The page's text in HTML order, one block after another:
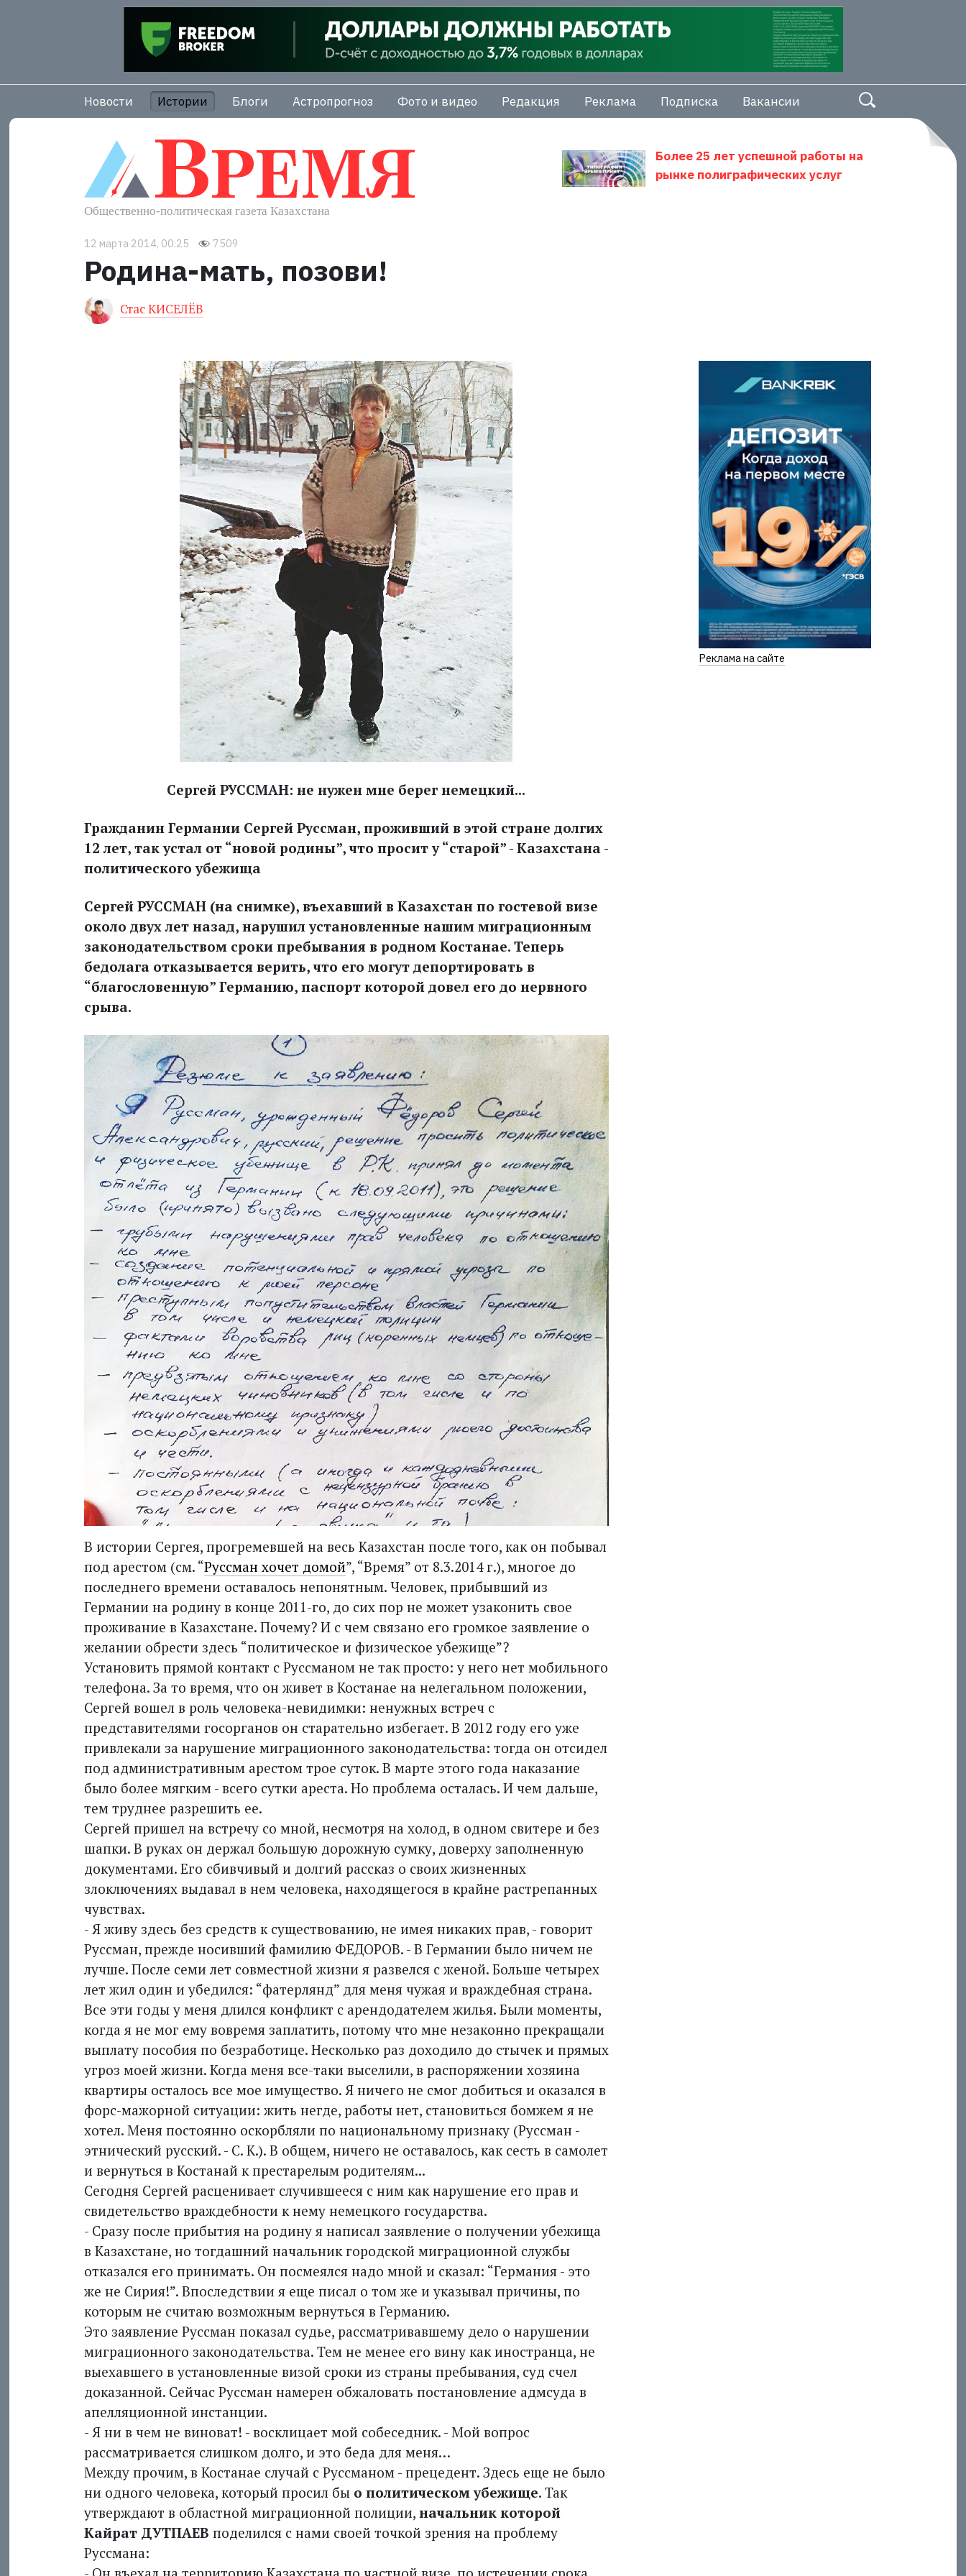
Новости Истории Блоги Астропрогноз Фото и видео Редакция Реклама Подписка Вакансии
Более 25 лет успешной работы на
рынке полиграфических услуг
12 марта 2014, 00:25 7509
Родина-мать, позови!
Стас КИСЕЛЁВ
Сергей РУССМАН: не нужен мне берег немецкий...
Гражданин Германии Сергей Руссман, проживший в этой стране долгих
12 лет, так устал от “новой родины”, что проситу “старой” - Казахстана -
политического убежища
Сергей РУССМАН (на снимке), въехавший в Казахстан по гостевой визе
около двух лет назад, нарушил установленные нашим миграционным
законодательством сроки пребывания в родном Костанае. Теперь
бедолага отказывается верить, что его могут депортировать в
“благословенную” Германию, паспорт которой довел его до нервного
срыва.
В истории Сергея, прогремевшей на весь Казахстан после того, как он побывал
под арестом (см. “Руссман хочет домой”, “Время” от 8.3.2014 г.), многое до
последнего времени оставалось непонятным. Человек, прибывший из
Германии на родину в конце 2011-го, до сих пор не может узаконить свое
проживание в Казахстане. Почему? И с чем связано его громкое заявление о
желании обрести здесь “политическое и физическое убежище”?
Установить прямой контакт с Руссманом не так просто: у него нет мобильного
телефона. За то время, что он живет в Костанае на нелегальном положении,
Сергей вошел в роль человека-невидимки: ненужных встреч с
представителями госорганов он старательно избегает. В 2012 году его уже
привлекали за нарушение миграционного законодательства: тогда он отсидел
под административным арестом трое суток. В марте этого года наказание
было более мягким - всего сутки ареста. Но проблема осталась. И чем дальше,
тем труднее разрешить ее.
Сергей пришел на встречу со мной, несмотря на холод, в одном свитере и без
шапки. В руках он держал большую дорожную сумку, доверху заполненную
документами. Его сбивчивый и долгий рассказ о своих жизненных
злоключениях выдавал в нем человека, находящегося в крайне растрепанных
чувствах.
- Я живу здесь без средств к существованию, не имея никаких прав, - говорит
Руссман, прежде носивший фамилию ФЕДОРОВ. - В Германии было ничем не
лучше. После семи лет совместной жизни я развелся с женой. Больше четырех
лет жил один и убедился: “фатерлянд” для меня чужая и враждебная страна.
Все эти годы у меня длился конфликт с арендодателем жилья. Были моменты,
когда я не мог ему вовремя заплатить, потому что мне незаконно прекращали
выплату пособия по безработице. Несколько раз доходило до стычек и прямых
угроз моей жизни. Когда меня все-таки выселили, в распоряжении хозяина
квартиры осталось все мое имущество. Я ничего не смог добиться и оказался в
форс-мажорной ситуации: жить негде, работы нет, становиться бомжем я не
хотел. Меня постоянно оскорбляли по национальному признаку (Руссман -
этнический русский. - С. К.). В общем, ничего не оставалось, как сесть в самолет
и вернуться в Костанай к престарелым родителям...
Сегодня Сергей расценивает случившееся с ним как нарушение его прав и
свидетельство враждебности к нему немецкого государства.
- Сразу после прибытия на родину я написал заявление о получении убежища
в Казахстане, но тогдашний начальник городской миграционной службы
отказался его принимать. Он посмеялся надо мной и сказал: “Германия - это
же не Сирия!”. Впоследствии я еще писал о том же и указывал причины, по
которым не считаю возможным вернуться в Германию.
Это заявление Руссман показал судье, рассматривавшему дело о нарушении
миграционного законодательства. Тем не менее его вину как иностранца, не
выехавшего в установленные визой сроки из страны пребывания, суд счел
доказанной. Сейчас Руссман намерен обжаловать постановление адмсуда в
апелляционной инстанции.
- Я ни в чем не виноват! - восклицает мой собеседник. - Мой вопрос
рассматривается слишком долго, и это беда для меня…
Между прочим, в Костанае случай с Руссманом - прецедент. Здесь еще не было
ни одного человека, который просил бы о политическом убежище. Так
утверждают в областной миграционной полиции, начальник которой
Кайрат ДУТПАЕВ поделился с нами своей точкой зрения на проблему
Руссмана:
Реклама на сайте